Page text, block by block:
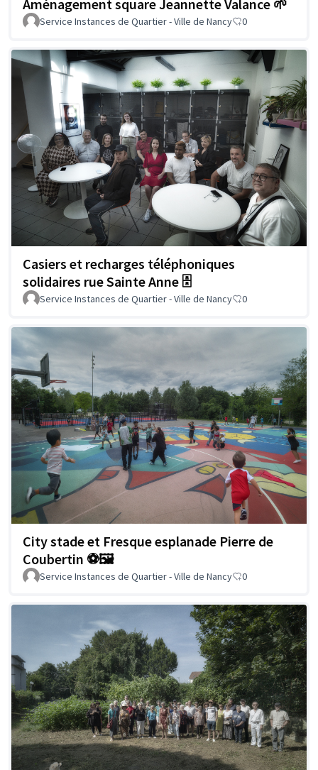
Aménagement square Jeannette Valance 🌱
Service Instances de Quartier - Ville de Nancy 0
Casiers et recharges téléphoniques
solidaires rue Sainte Anne 🗄️
Service Instances de Quartier - Ville de Nancy 0
City stade et Fresque esplanade Pierre de
Coubertin ⚽🖼️
Service Instances de Quartier - Ville de Nancy 0